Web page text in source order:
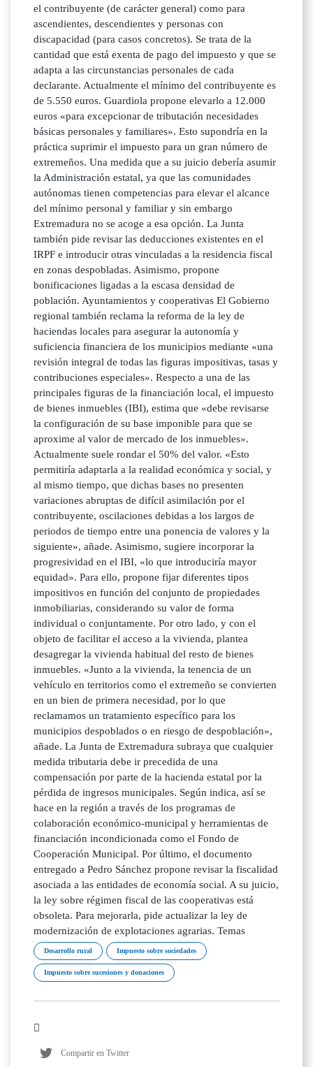
el contribuyente (de carácter general) como para
ascendientes, descendientes y personas con
discapacidad (para casos concretos). Se trata de la
cantidad que está exenta de pago del impuesto y que se
adapta a las circunstancias personales de cada
declarante. Actualmente el mínimo del contribuyente es
de 5.550 euros. Guardiola propone elevarlo a 12.000
euros «para excepcionar de tributación necesidades
básicas personales y familiares». Esto supondría en la
práctica suprimir el impuesto para un gran número de
extremeños. Una medida que a su juicio debería asumir
la Administración estatal, ya que las comunidades
autónomas tienen competencias para elevar el alcance
del mínimo personal y familiar y sin embargo
Extremadura no se acoge a esa opción. La Junta
también pide revisar las deducciones existentes en el
IRPF e introducir otras vinculadas a la residencia fiscal
en zonas despobladas. Asimismo, propone
bonificaciones ligadas a la escasa densidad de
población. Ayuntamientos y cooperativas El Gobierno
regional también reclama la reforma de la ley de
haciendas locales para asegurar la autonomía y
suficiencia financiera de los municipios mediante «una
revisión integral de todas las figuras impositivas, tasas y
contribuciones especiales». Respecto a una de las
principales figuras de la financiación local, el impuesto
de bienes inmuebles (IBI), estima que «debe revisarse
la configuración de su base imponible para que se
aproxime al valor de mercado de los inmuebles».
Actualmente suele rondar el 50% del valor. «Esto
permitiría adaptarla a la realidad económica y social, y
al mismo tiempo, que dichas bases no presenten
variaciones abruptas de difícil asimilación por el
contribuyente, oscilaciones debidas a los largos de
periodos de tiempo entre una ponencia de valores y la
siguiente», añade. Asimismo, sugiere incorporar la
progresividad en el IBI, «lo que introduciría mayor
equidad». Para ello, propone fijar diferentes tipos
impositivos en función del conjunto de propiedades
inmobiliarias, considerando su valor de forma
individual o conjuntamente. Por otro lado, y con el
objeto de facilitar el acceso a la vivienda, plantea
desagregar la vivienda habitual del resto de bienes
inmuebles. «Junto a la vivienda, la tenencia de un
vehículo en territorios como el extremeño se convierten
en un bien de primera necesidad, por lo que
reclamamos un tratamiento específico para los
municipios despoblados o en riesgo de despoblación»,
añade. La Junta de Extremadura subraya que cualquier
medida tributaria debe ir precedida de una
compensación por parte de la hacienda estatal por la
pérdida de ingresos municipales. Según indica, así se
hace en la región a través de los programas de
colaboración económico-municipal y herramientas de
financiación incondicionada como el Fondo de
Cooperación Municipal. Por último, el documento
entregado a Pedro Sánchez propone revisar la fiscalidad
asociada a las entidades de economía social. A su juicio,
la ley sobre régimen fiscal de las cooperativas está
obsoleta. Para mejorarla, pide actualizar la ley de
modernización de explotaciones agrarias. Temas
Desarrollo rural Impuesto sobre sociedades
Impuesto sobre sucesiones y donaciones
Compartir en Twitter